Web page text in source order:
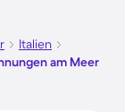
Italien
am Meer